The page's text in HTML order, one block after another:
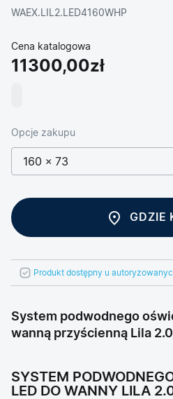
WAEX.LIL2.LED4160WHP
Cena katalogowa
11300,00zł
Opcje zakupu
160 × 73
GDZIE
Produkt dostępny u
System podwodnego
wanną przyścienną Lila
SYSTEM
LED DO WANNY LILA